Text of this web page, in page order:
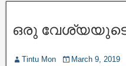
ഒരു വേശ്യയുടെ
Tintu Mon
March 9, 2019